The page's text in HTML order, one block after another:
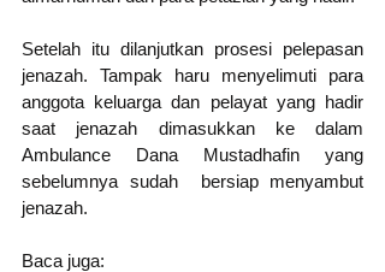
Setelah itu dilanjutkan prosesi pelepasan
jenazah. Tampak haru menyelimuti para
anggota keluarga dan pelayat yang hadir
saat jenazah dimasukkan ke dalam
Ambulance Dana Mustadhafin yang
sebelumnya sudah  bersiap menyambut
jenazah.
Baca juga: